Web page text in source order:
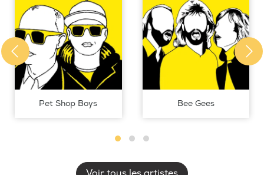
Pet Shop Boys Bee Gees